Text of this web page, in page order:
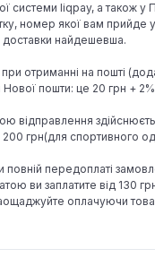
системи liqpay, а також у
номер якої вам
доставки найдешевша.
при отриманні на пошті
пошти: це 20 грн +
відправлення
200 грн(для спортивного
повній передоплаті
ви заплатите від 130
оплачуючи